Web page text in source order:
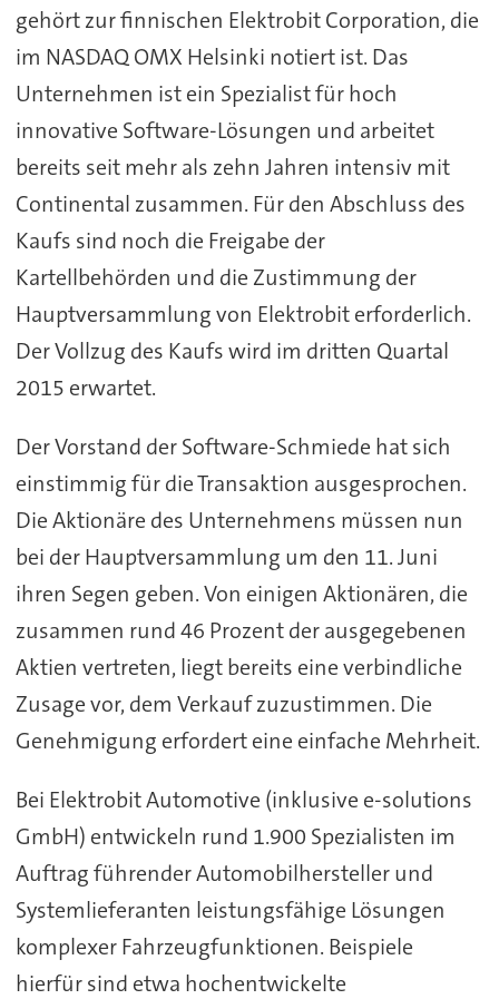
gehört zur finnischen Elektrobit Corporation, die
im NASDAQ OMX Helsinki notiert ist. Das
Unternehmen ist ein Spezialist für hoch
innovative Software-Lösungen und arbeitet
bereits seit mehr als zehn Jahren intensiv mit
Continental zusammen. Für den Abschluss des
Kaufs sind noch die Freigabe der
Kartellbehörden und die Zustimmung der
Hauptversammlung von Elektrobit erforderlich.
Der Vollzug des Kaufs wird im dritten Quartal
2015 erwartet.
Der Vorstand der Software-Schmiede hat sich
einstimmig für die Transaktion ausgesprochen.
Die Aktionäre des Unternehmens müssen nun
bei der Hauptversammlung um den 11. Juni
ihren Segen geben. Von einigen Aktionären, die
zusammen rund 46 Prozent der ausgegebenen
Aktien vertreten, liegt bereits eine verbindliche
Zusage vor, dem Verkauf zuzustimmen. Die
Genehmigung erfordert eine einfache Mehrheit.
Bei Elektrobit Automotive (inklusive e-solutions
GmbH) entwickeln rund 1.900 Spezialisten im
Auftrag führender Automobilhersteller und
Systemlieferanten leistungsfähige Lösungen
komplexer Fahrzeugfunktionen. Beispiele
hierfür sind etwa hochentwickelte